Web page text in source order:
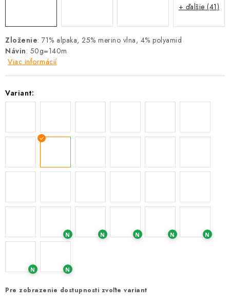
Zloženie: 71% alpaka, 25% merino vlna, 4% polyamid
Návin: 50g=140m
Viac informácií
Variant:
N N N N N
N N
Pre zobrazenie dostupnosti zvoľte variant
+ ďalšie (41)